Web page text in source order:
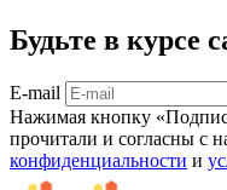
Будьте в курсе
E-mail
Нажимая кнопку
прочитали и согласны с
конфиденциальности и